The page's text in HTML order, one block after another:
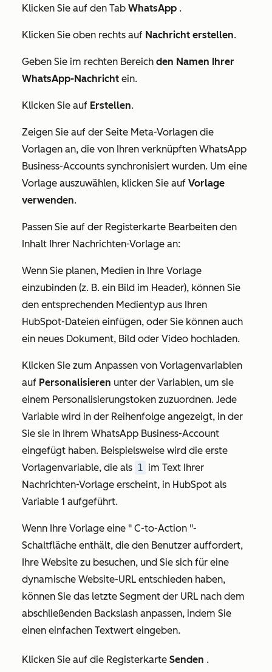
Klicken Sie auf den Tab WhatsApp .
Klicken Sie oben rechts auf Nachricht erstellen.
Geben Sie im rechten Bereich den Namen Ihrer
WhatsApp-Nachricht ein.
Klicken Sie auf Erstellen.
Zeigen Sie auf der Seite Meta-Vorlagen die
Vorlagen an, die von Ihren verknüpften WhatsApp
Business-Accounts synchronisiert wurden. Um eine
Vorlage auszuwählen, klicken Sie auf Vorlage
verwenden.
Passen Sie auf der Registerkarte Bearbeiten den
Inhalt Ihrer Nachrichten-Vorlage an:
Wenn Sie planen, Medien in Ihre Vorlage
einzubinden (z. B. ein Bild im Header), können Sie
den entsprechenden Medientyp aus Ihren
HubSpot-Dateien einfügen, oder Sie können auch
ein neues Dokument, Bild oder Video hochladen.
Klicken Sie zum Anpassen von Vorlagenvariablen
auf Personalisieren unter der Variablen, um sie
einem Personalisierungstoken zuzuordnen. Jede
Variable wird in der Reihenfolge angezeigt, in der
Sie sie in Ihrem WhatsApp Business-Account
eingefügt haben. Beispielsweise wird die erste
Vorlagenvariable, die als 1 im Text Ihrer
Nachrichten-Vorlage erscheint, in HubSpot als
Variable 1 aufgeführt.
Wenn Ihre Vorlage eine " C-to-Action "-
Schaltfläche enthält, die den Benutzer auffordert,
Ihre Website zu besuchen, und Sie sich für eine
dynamische Website-URL entschieden haben,
können Sie das letzte Segment der URL nach dem
abschließenden Backslash anpassen, indem Sie
einen einfachen Textwert eingeben.
Klicken Sie auf die Registerkarte Senden .